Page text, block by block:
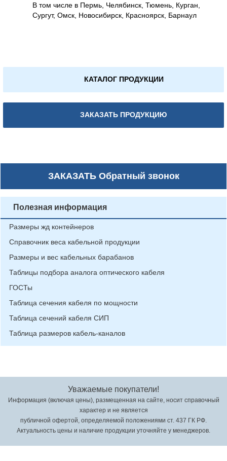
В том числе в Пермь, Челябинск, Тюмень, Курган,
Сургут, Омск, Новосибирск, Красноярск, Барнаул
КАТАЛОГ ПРОДУКЦИИ
ЗАКАЗАТЬ ПРОДУКЦИЮ
ЗАКАЗАТЬОбратный звонок
Полезная информация
Размеры жд контейнеров
Справочник веса кабельной продукции
Размеры и вес кабельных барабанов
Таблицы подбора аналога оптического кабеля
ГОСТы
Таблица сечения кабеля по мощности
Таблица сечений кабеля СИП
Таблица размеров кабель-каналов
Уважаемые покупатели!
Информация (включая цены), размещенная на сайте, носит справочный
характер и не является
публичной офертой, определяемой положениями ст. 437 ГК РФ.
Актуальность цены и наличие продукции уточняйте у менеджеров.